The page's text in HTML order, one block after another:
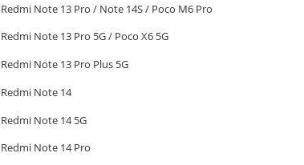
Redmi Note 13 Pro / Note 14S / Poco M6 Pro
Redmi Note 13 Pro 5G / Poco X6 5G
Redmi Note 13 Pro Plus 5G
Redmi Note 14
Redmi Note 14 5G
Redmi Note 14 Pro